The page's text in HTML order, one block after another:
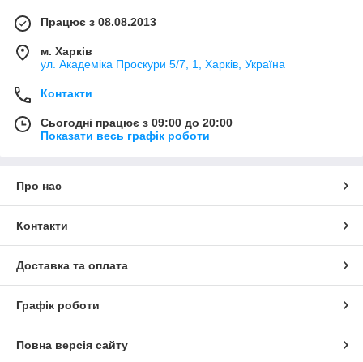
Працює з 08.08.2013
м. Харків
ул. Академіка Проскури 5/7, 1, Харків, Україна
Контакти
Сьогодні працює з 09:00 до 20:00
Показати весь графік роботи
Про нас
Контакти
Доставка та оплата
Графік роботи
Повна версія сайту